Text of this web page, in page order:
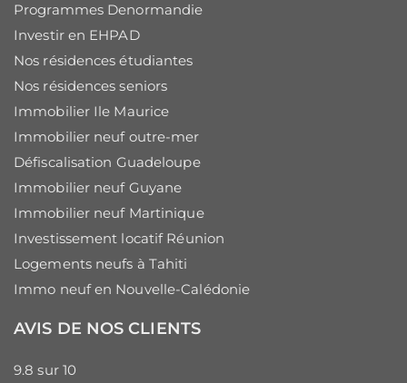
Programmes Denormandie
Investir en EHPAD
Nos résidences étudiantes
Nos résidences seniors
Immobilier Ile Maurice
Immobilier neuf outre-mer
Défiscalisation Guadeloupe
Immobilier neuf Guyane
Immobilier neuf Martinique
Investissement locatif Réunion
Logements neufs à Tahiti
Immo neuf en Nouvelle-Calédonie
AVIS DE NOS CLIENTS
9.8 sur 10